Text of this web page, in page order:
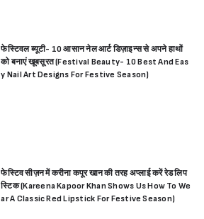
फेस्टिवल ब्यूटी- 10 आसान नेल आर्ट डिज़ाइन्स से अपने हाथों
को बनाएं खूबसूरत (Festival Beauty- 10 Best And Eas
y Nail Art Designs For Festive Season)
फेस्टिव सीज़न में करीना कपूर खान की तरह अप्लाई करें रेड लिप
स्टिक (Kareena Kapoor Khan Shows Us How To We
ar A Classic Red Lipstick For Festive Season)